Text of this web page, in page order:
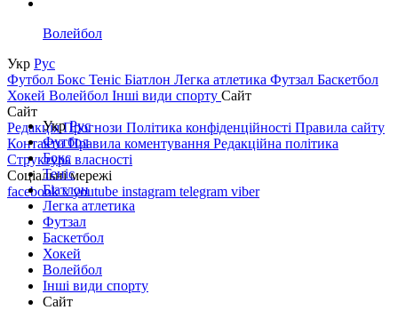
Волейбол
Укр Рус
Футбол Бокс Теніс Біатлон Легка атлетика Футзал Баскетбол
Хокей Волейбол Інші види спорту Сайт
Сайт
РедакціяПрогнози Політика конфіденційності Правила сайту
КонтактиПравила коментування Редакційна політика
Структура власності
Соціальні мережі
facebookxyoutube instagram telegram viber
УкрРус
Футбол
Бокс
Теніс
Біатлон
Легка атлетика
Футзал
Баскетбол
Хокей
Волейбол
Інші види спорту
Сайт